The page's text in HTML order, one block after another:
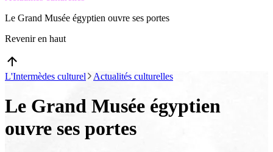
Le Grand Musée égyptien ouvre ses portes
Revenir en haut
L'Intermèdes culturel Actualités culturelles
Le Grand Musée égyptien
ouvre ses portes